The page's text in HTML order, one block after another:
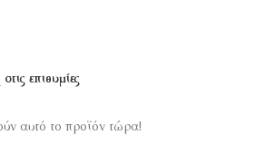
επιθυμίες
αυτό το προϊόν τώρα!